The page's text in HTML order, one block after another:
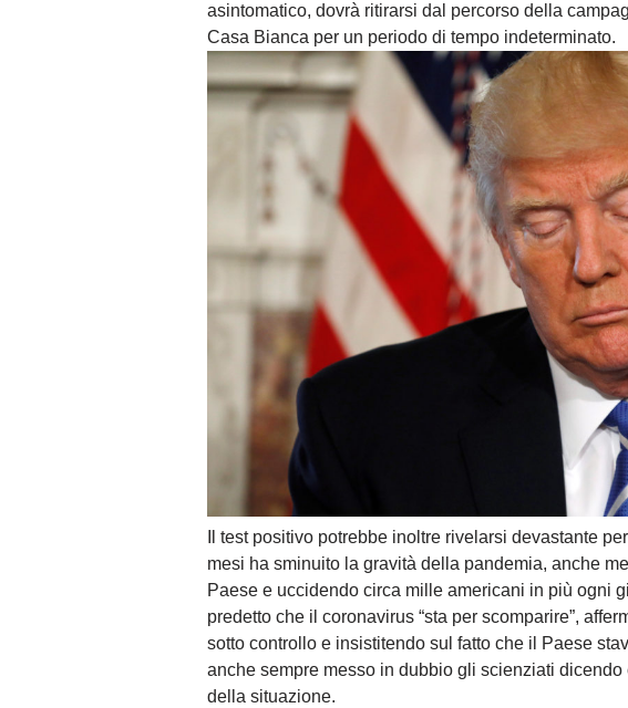
asintomatico, dovrà ritirarsi dal percorso della
Casa Bianca per un periodo di tempo indeterminato.
Il test positivo potrebbe inoltre rivelarsi devastante
mesi ha sminuito la gravità della pandemia, anche
Paese e uccidendo circa mille americani in più ogni
predetto che il coronavirus “sta per scomparire”,
sotto controllo e insistitendo sul fatto che il Paese
anche sempre messo in dubbio gli scienziati
della situazione.